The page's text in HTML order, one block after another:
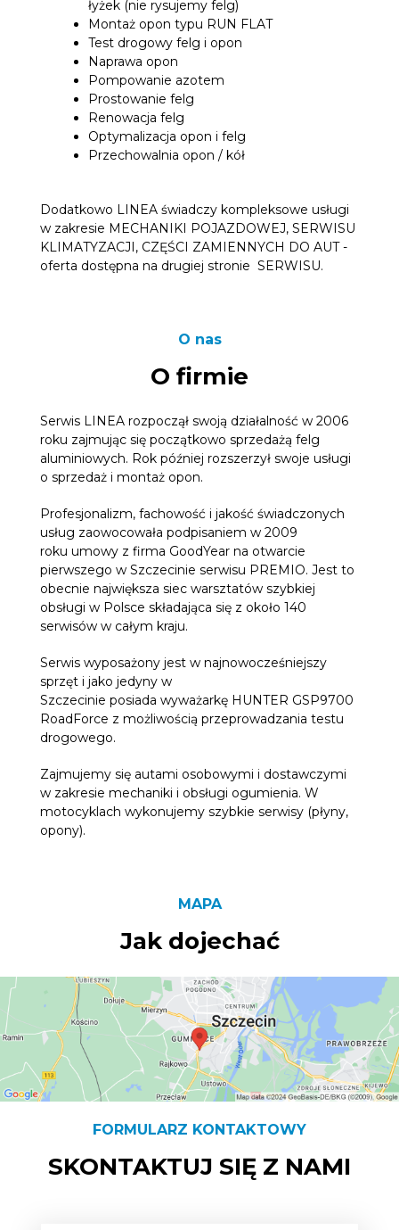
łyżek (nie rysujemy felg)
Montaż opon typu RUN FLAT
Test drogowy felg i opon
Naprawa opon
Pompowanie azotem
Prostowanie felg
Renowacja felg
Optymalizacja opon i felg
Przechowalnia opon / kół
Dodatkowo LINEA świadczy kompleksowe usługi
w zakresie MECHANIKI POJAZDOWEJ, SERWISU
KLIMATYZACJI, CZĘŚCI ZAMIENNYCH DO AUT -
oferta dostępna na drugiej stronie SERWISU.
O nas
O firmie
Serwis LINEA rozpoczął swoją działalność w 2006
roku zajmując się początkowo sprzedażą felg
aluminiowych. Rok później rozszerzył swoje usługi
o sprzedaż i montaż opon.
Profesjonalizm, fachowość i jakość świadczonych
usług zaowocowała podpisaniem w 2009
roku umowy z firma GoodYear na otwarcie
pierwszego w Szczecinie serwisu PREMIO. Jest to
obecnie największa siec warsztatów szybkiej
obsługi w Polsce składająca się z około 140
serwisów w całym kraju.
Serwis wyposażony jest w najnowocześniejszy
sprzęt i jako jedyny w
Szczecinie posiada wyważarkę HUNTER GSP9700
RoadForce z możliwością przeprowadzania testu
drogowego.
Zajmujemy się autami osobowymi i dostawczymi
w zakresie mechaniki i obsługi ogumienia. W
motocyklach wykonujemy szybkie serwisy (płyny,
opony).
MAPA
Jak dojechać
FORMULARZ KONTAKTOWY
SKONTAKTUJ SIĘ Z NAMI